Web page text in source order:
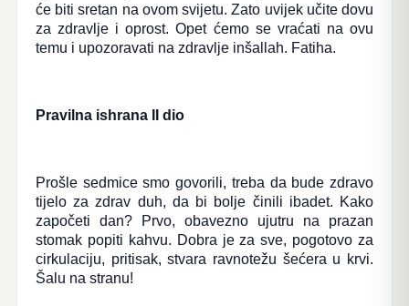
će biti sretan na ovom svijetu. Zato uvijek učite dovu
za zdravlje i oprost. Opet ćemo se vraćati na ovu
temu i upozoravati na zdravlje inšallah. Fatiha.
Pravilna ishrana II dio
Prošle sedmice smo govorili, treba da bude zdravo
tijelo za zdrav duh, da bi bolje činili ibadet. Kako
započeti dan? Prvo, obavezno ujutru na prazan
stomak popiti kahvu. Dobra je za sve, pogotovo za
cirkulaciju, pritisak, stvara ravnotežu šećera u krvi.
Šalu na stranu!